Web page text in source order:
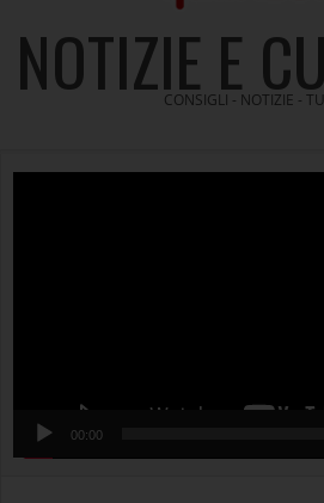
NOTIZIE E
CONSIGLI - NOTIZIE -
00:00